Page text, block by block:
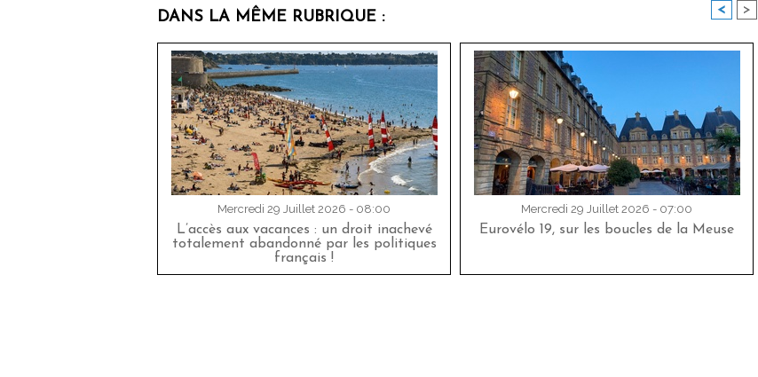
DANS LA MÊME RUBRIQUE : < >
Mercredi 29 Juillet 2026 - 08:00
L’accès aux vacances : un droit inachevé
totalement abandonné par les politiques
français !
Mercredi 29 Juillet 2026 - 07:00
Eurovélo 19, sur les boucles de la Meuse